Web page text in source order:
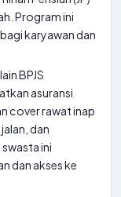
Program ini
karyawan dan
BPJS
asuransi
cover rawat inap
dan
ini
dan akses ke